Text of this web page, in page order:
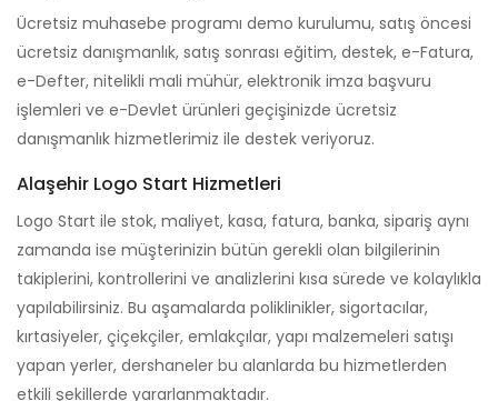
Ücretsiz muhasebe programı demo kurulumu, satış öncesi
ücretsiz danışmanlık, satış sonrası eğitim, destek, e-Fatura,
e-Defter, nitelikli mali mühür, elektronik imza başvuru
işlemleri ve e-Devlet ürünleri geçişinizde ücretsiz
danışmanlık hizmetlerimiz ile destek veriyoruz.
Alaşehir Logo Start Hizmetleri
Logo Start ile stok, maliyet, kasa, fatura, banka, sipariş aynı
zamanda ise müşterinizin bütün gerekli olan bilgilerinin
takiplerini, kontrollerini ve analizlerini kısa sürede ve kolaylıkla
yapılabilirsiniz. Bu aşamalarda poliklinikler, sigortacılar,
kırtasiyeler, çiçekçiler, emlakçılar, yapı malzemeleri satışı
yapan yerler, dershaneler bu alanlarda bu hizmetlerden
etkili şekillerde yararlanmaktadır.